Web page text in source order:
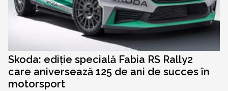
Skoda: ediție specială Fabia RS Rally2
care aniversează 125 de ani de succes în
motorsport